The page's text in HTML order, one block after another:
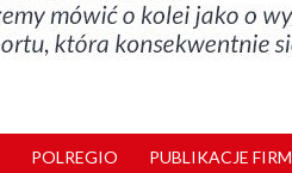
POLREGIO PUBLIKACJE FIRM